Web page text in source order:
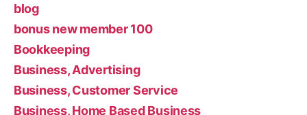
blog
bonus new member 100
Bookkeeping
Business, Advertising
Business, Customer Service
Business, Home Based Business